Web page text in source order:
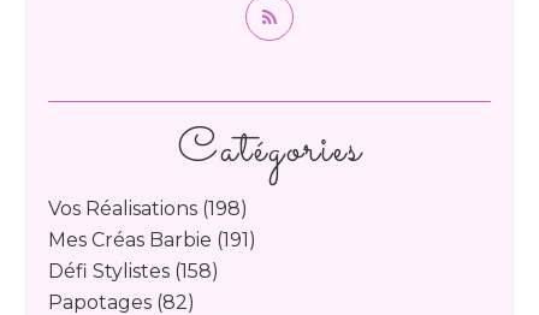
Catégories
Vos Réalisations (198)
Mes Créas Barbie (191)
Défi Stylistes (158)
Papotages (82)